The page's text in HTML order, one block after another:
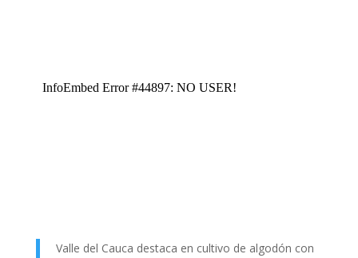
Valle del Cauca destaca en cultivo de algodón con